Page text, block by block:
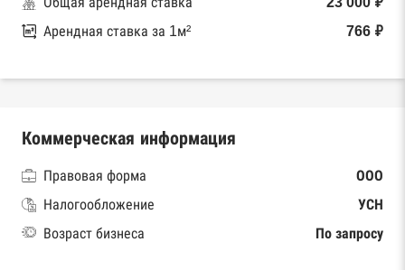
Арендная ставка за 1м²
766 ₽
Коммерческая информация
Правовая форма
ООО
Налогообложение
УСН
Возраст бизнеса
По запросу